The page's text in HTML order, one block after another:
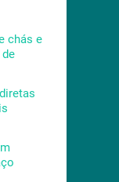
chás e